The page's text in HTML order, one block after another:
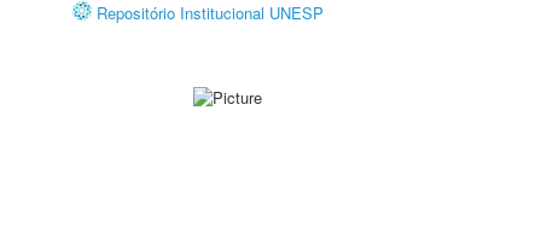
Repositório Institucional UNESP